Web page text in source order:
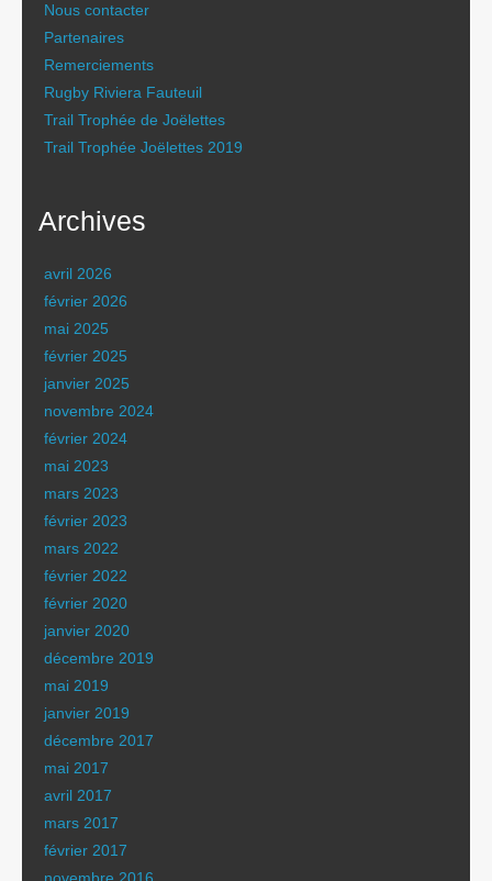
Nous contacter
Partenaires
Remerciements
Rugby Riviera Fauteuil
Trail Trophée de Joëlettes
Trail Trophée Joëlettes 2019
Archives
avril 2026
février 2026
mai 2025
février 2025
janvier 2025
novembre 2024
février 2024
mai 2023
mars 2023
février 2023
mars 2022
février 2022
février 2020
janvier 2020
décembre 2019
mai 2019
janvier 2019
décembre 2017
mai 2017
avril 2017
mars 2017
février 2017